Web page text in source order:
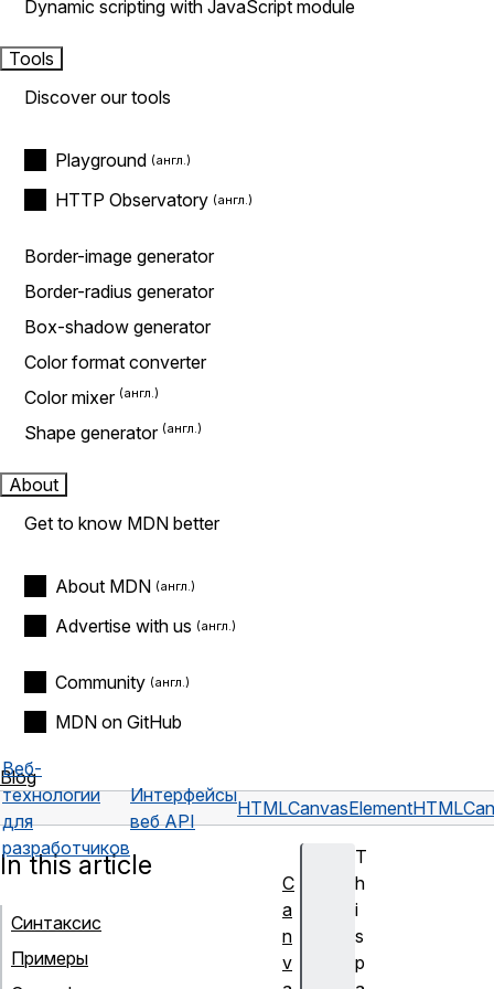
Dynamic scripting with JavaScript module
Tools
Discover our tools
Playground
HTTP Observatory
Border-image generator
Border-radius generator
Box-shadow generator
Color format converter
Color mixer
Shape generator
About
Get to know MDN better
About MDN
Advertise with us
Community
MDN on GitHub
Blog
Веб-
технологии
для
разработчиков
Интерфейсы
веб API
HTMLCanvasElement
T
h
i
s
p
In this article
Синтаксис
Примеры
C
a
n
v